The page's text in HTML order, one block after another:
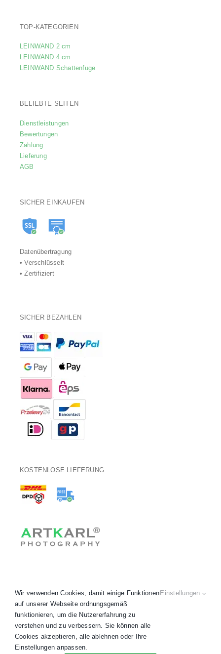
TOP-KATEGORIEN
LEINWAND 2 cm
LEINWAND 4 cm
LEINWAND Schattenfuge
BELIEBTE SEITEN
Dienstleistungen
Bewertungen
Zahlung
Lieferung
AGB
SICHER EINKAUFEN
Datenübertragung
• Verschlüsselt
• Zertifiziert
SICHER BEZAHLEN
KOSTENLOSE LIEFERUNG
Copyright 2020 - 2026 © ARTKARL® • AGB
Impressum•Widerruf • Alle Preise inkl. MwSt.
Wir verwenden Cookies, damit einige Funktionen
auf unserer Webseite ordnungsgemäß
funktionieren, um die Nutzererfahrung zu
verstehen und zu verbessern. Sie können alle
Cookies akzeptieren, alle ablehnen oder Ihre
Einstellungen anpassen.
Einstellungen